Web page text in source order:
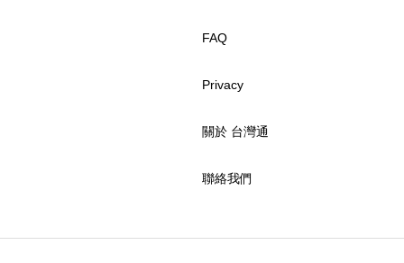
FAQ
Privacy
關於 台灣通
聯絡我們